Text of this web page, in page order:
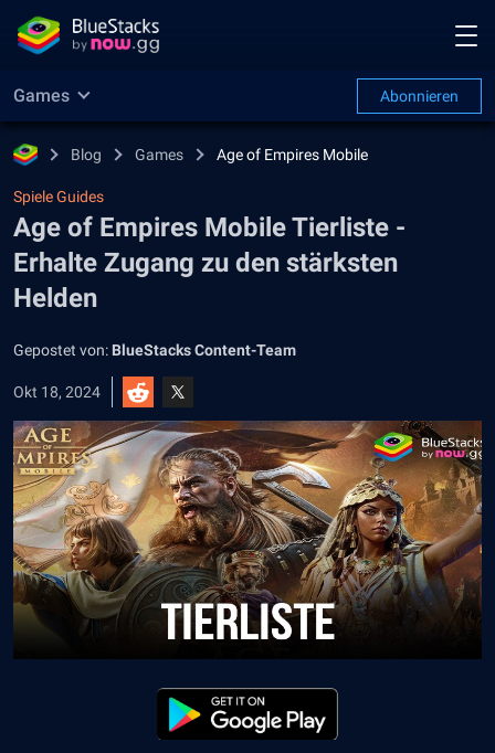
Games Abonnieren
Blog Games Age of Empires Mobile
Spiele Guides
Age of Empires Mobile Tierliste -
Erhalte Zugang zu den stärksten
Helden
Gepostet von: BlueStacks Content-Team
Okt 18, 2024